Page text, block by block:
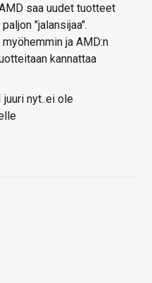
saa uudet tuotteet
"jalansijaa".
ja AMD:n
kannattaa
juuri nyt..ei ole